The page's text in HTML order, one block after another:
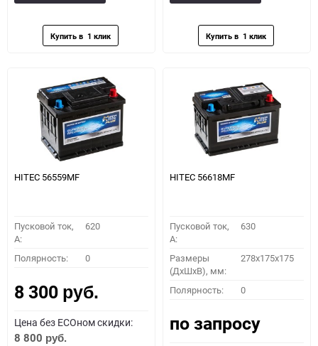
HITEC 56559MF
Пусковой ток,
A:
620
Полярность: 0
8 300 руб.
Цена без ECOном скидки:
8 800 руб.
HITEC 56618MF
Пусковой ток,
A:
630
Размеры
(ДхШхВ), мм:
278x175x175
Полярность: 0
по запросу